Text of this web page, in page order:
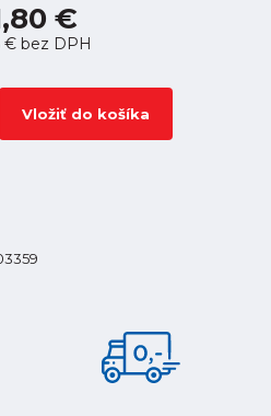
€
€bez DPH
Vložiť do košíka